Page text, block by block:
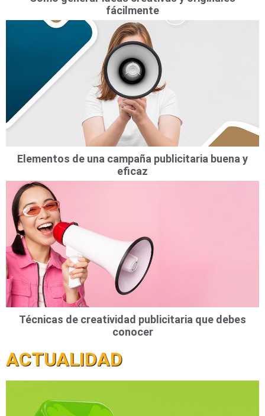
fácilmente
Elementos de una campaña publicitaria buena y
eficaz
Técnicas de creatividad publicitaria que debes
conocer
ACTUALIDAD